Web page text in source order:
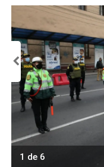
1 de 6